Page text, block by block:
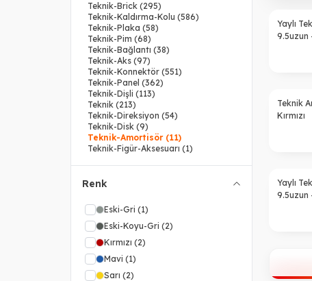
Teknik-Brick (295)
Teknik-Kaldırma-Kolu (586)
Teknik-Plaka (58)
Teknik-Pim (68)
Teknik-Bağlantı (38)
Teknik-Aks (97)
Teknik-Konnektör (551)
Teknik-Panel (362)
Teknik-Dişli (113)
Teknik (213)
Teknik-Direksiyon (54)
Teknik-Disk (9)
Teknik-Amortisör (11)
Teknik-Figür-Aksesuarı (1)
Renk
Eski-Gri (1)
Eski-Koyu-Gri (2)
Kırmızı (2)
Mavi (1)
Sarı (2)
Yaylı
9.5uzun
Teknik
Kırmızı
Yaylı
9.5uzun